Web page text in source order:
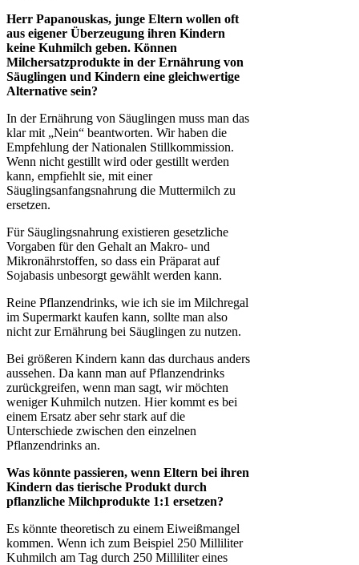
Herr Papanouskas, junge Eltern wollen oft
aus eigener Überzeugung ihren Kindern
keine Kuhmilch geben. Können
Milchersatzprodukte in der Ernährung von
Säuglingen und Kindern eine gleichwertige
Alternative sein?
In der Ernährung von Säuglingen muss man das
klar mit „Nein“ beantworten. Wir haben die
Empfehlung der Nationalen Stillkommission.
Wenn nicht gestillt wird oder gestillt werden
kann, empfiehlt sie, mit einer
Säuglingsanfangsnahrung die Muttermilch zu
ersetzen.
Für Säuglingsnahrung existieren gesetzliche
Vorgaben für den Gehalt an Makro- und
Mikronährstoffen, so dass ein Präparat auf
Sojabasis unbesorgt gewählt werden kann.
Reine Pflanzendrinks, wie ich sie im Milchregal
im Supermarkt kaufen kann, sollte man also
nicht zur Ernährung bei Säuglingen zu nutzen.
Bei größeren Kindern kann das durchaus anders
aussehen. Da kann man auf Pflanzendrinks
zurückgreifen, wenn man sagt, wir möchten
weniger Kuhmilch nutzen. Hier kommt es bei
einem Ersatz aber sehr stark auf die
Unterschiede zwischen den einzelnen
Pflanzendrinks an.
Was könnte passieren, wenn Eltern bei ihren
Kindern das tierische Produkt durch
pflanzliche Milchprodukte 1:1 ersetzen?
Es könnte theoretisch zu einem Eiweißmangel
kommen. Wenn ich zum Beispiel 250 Milliliter
Kuhmilch am Tag durch 250 Milliliter eines